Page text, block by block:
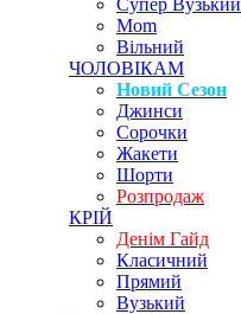
Супер Вузький
Mom
Вільний
ЧОЛОВІКАМ
Новий Сезон
Джинси
Сорочки
Жакети
Шорти
Розпродаж
КРІЙ
Денім Гайд
Класичний
Прямий
Вузький